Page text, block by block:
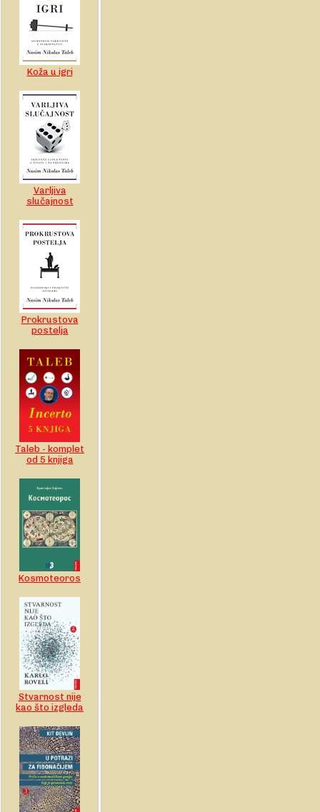
Koža u igri
Varljiva
slučajnost
Prokrustova
postelja
Taleb - komplet
od 5 knjiga
Kosmoteoros
Stvarnost nije
kao što izgleda